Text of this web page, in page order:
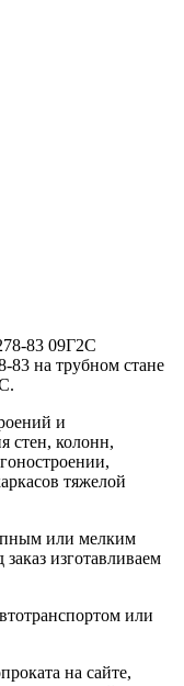
83 09Г2С
83 на трубном стане
и
стен, колонн,
тяжелой
или мелким
изготавливаем
или
на сайте,